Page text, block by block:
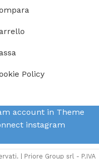
Policy
account in Theme
instagram
| Priore Group srl - P.IVA